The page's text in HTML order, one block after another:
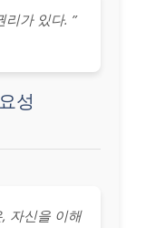
리가 있다. ”
성
자신을 이해